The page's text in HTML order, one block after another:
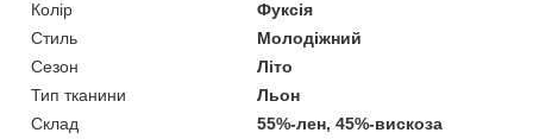
Колір
Фуксія
Стиль
Молодіжний
Сезон
Літо
Тип тканини
Льон
Склад
55%-лен, 45%-вискоза